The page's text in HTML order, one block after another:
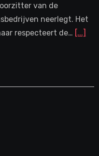
van de
neerlegt. Het
respecteert de… [...]